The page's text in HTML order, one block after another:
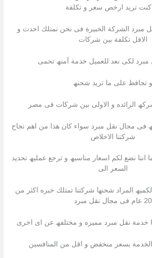
كنت ترید ارخص سعر و تكلفة
مبرد الشركة الخبیرة فى نحن نمتلك احدث و
الاقل تكلفة بین شركات
مبرد لكى نعد للعمیل خدمة آمنھ تحمى
و تحافظ على ما ترید شحنھ
الرائده و الاولى بین شركات فى مصر
فى مجال نقل مبرد سواء كان ھذا من اھم نجاح
شركتنا الاخلاص
اننا نضع لكم اسعار مناسبھ و ترجع عملیھ تحدید
السعر الى
المراد شحنھا شركتنا تمتلك خبره اكثر من
20 عام فى مجال نقل مبرد
خدمة نقل مبرد ممیزه و مختلفھ عن اى اخرى
بسعر منخفض و اقل من المنافسین